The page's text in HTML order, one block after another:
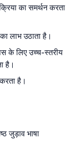
का समर्थन करता
लाभ उठाता है।
के लिए उच्च-स्तरीय
है।
है।
जुड़ाव भाषा